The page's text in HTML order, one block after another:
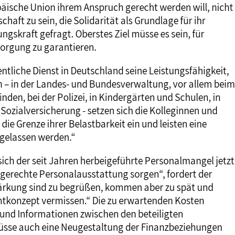
Union ihrem Anspruch gerecht werden will, nicht
zu sein, die Solidarität als Grundlage für ihr
gefragt. Oberstes Ziel müsse es sein, für
zu garantieren.
Dienst in Deutschland seine Leistungsfähigkeit,
in der Landes- und Bundesverwaltung, vor allem beim
bei der Polizei, in Kindergärten und Schulen, in
- setzen sich die Kolleginnen und
Grenze ihrer Belastbarkeit ein und leisten eine
werden.“
der seit Jahren herbeigeführte Personalmangel jetzt
Personalausstattung sorgen“, fordert der
sind zu begrüßen, kommen aber zu spät und
vermissen.“ Die zu erwartenden Kosten
Informationen zwischen den beteiligten
auch eine Neugestaltung der Finanzbeziehungen